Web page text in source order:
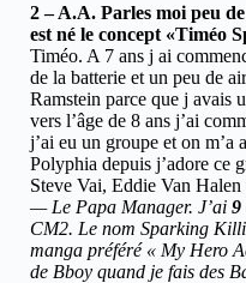
2 – A.A. Parles moi peu
est né le concept «Timéo
Timéo. A 7 ans j ai
de la batterie et un peu de
Ramstein parce que j avais
vers l’âge de 8 ans j’ai
j’ai eu un groupe et on
Polyphia depuis j’adore ce
Steve Vai, Eddie Van Halen
— Le Papa Manager. J’ai 9
CM2. Le nom Sparking
manga préféré « My Hero
de Bboy quand je fais des